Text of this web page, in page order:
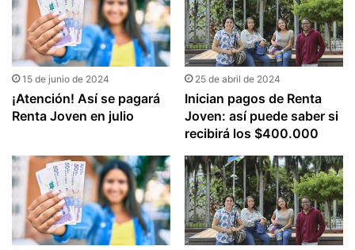
15 de junio de 2024
¡Atención! Así se pagará
Renta Joven en julio
25 de abril de 2024
Inician pagos de Renta
Joven: así puede saber si
recibirá los $400.000